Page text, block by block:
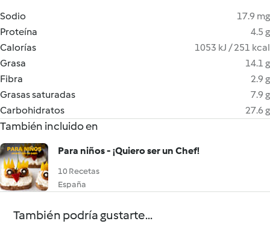
Sodio
17.9 mg
Proteína
4.5 g
Calorías
1053 kJ / 251 kcal
Grasa
14.1 g
Fibra
2.9 g
Grasas saturadas
7.9 g
Carbohidratos
27.6 g
También incluido en
Para niños - ¡Quiero ser un Chef!
10 Recetas
España
También podría gustarte...